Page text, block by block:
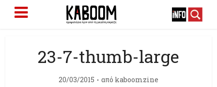
23-7-thumb-large
20/03/2015 από kaboomzine